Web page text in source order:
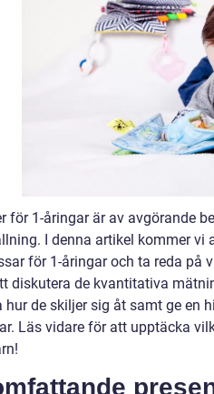
för 1-åringar är av avgörande
I denna artikel kommer vi
för 1-åringar och ta reda på
diskutera de kvantitativa
hur de skiljer sig åt samt ge en
Läs vidare för att upptäcka